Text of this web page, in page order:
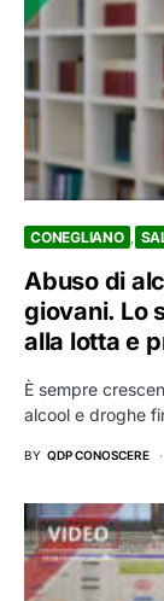
CONEGLIANO
Abuso di
giovani. Lo
alla lotta e
È sempre
alcool e droghe
BY QDP CONOSCERE